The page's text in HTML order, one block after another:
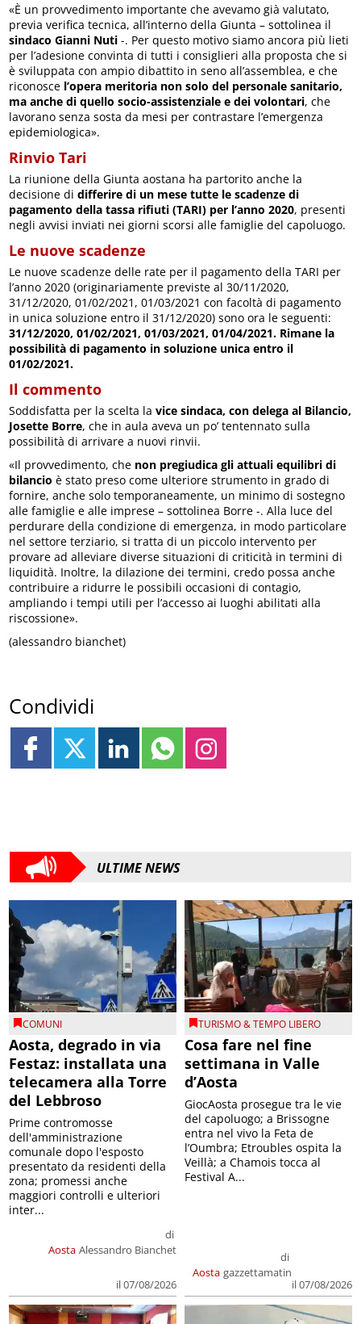
«È un provvedimento importante che avevamo già valutato,
previa verifica tecnica, all’interno della Giunta – sottolinea il
sindaco Gianni Nuti -. Per questo motivo siamo ancora più lieti
per l’adesione convinta di tutti i consiglieri alla proposta che si
è sviluppata con ampio dibattito in seno all’assemblea, e che
riconosce l’opera meritoria non solo del personale sanitario,
ma anche di quello socio-assistenziale e dei volontari, che
lavorano senza sosta da mesi per contrastare l’emergenza
epidemiologica».
Rinvio Tari
La riunione della Giunta aostana ha partorito anche la
decisione didifferire di un mese tutte le scadenze di
pagamento della tassa rifiuti (TARI) per l’anno 2020, presenti
negli avvisi inviati nei giorni scorsi alle famiglie del capoluogo.
Le nuove scadenze
Le nuove scadenze delle rate per il pagamento della TARI per
l’anno 2020 (originariamente previste al 30/11/2020,
31/12/2020, 01/02/2021, 01/03/2021 con facoltà di pagamento
in unica soluzione entro il 31/12/2020) sono ora le seguenti:
31/12/2020, 01/02/2021, 01/03/2021, 01/04/2021. Rimane la
possibilità di pagamento in soluzione unica entro il
01/02/2021.
Il commento
Soddisfatta per la scelta lavice sindaca, con delega al Bilancio,
Josette Borre, che in aula aveva un po’ tentennato sulla
possibilità di arrivare a nuovi rinvii.
«Il provvedimento, che non pregiudica gli attuali equilibri di
bilancio è stato preso come ulteriore strumento in grado di
fornire, anche solo temporaneamente, un minimo di sostegno
alle famiglie e alle imprese – sottolinea Borre -. Alla luce del
perdurare della condizione di emergenza, in modo particolare
nel settore terziario, si tratta di un piccolo intervento per
provare ad alleviare diverse situazioni di criticità in termini di
liquidità. Inoltre, la dilazione dei termini, credo possa anche
contribuire a ridurre le possibili occasioni di contagio,
ampliando i tempi utili per l’accesso ai luoghi abilitati alla
riscossione».
(alessandro bianchet)
Condividi
ULTIME NEWS
COMUNI
Aosta, degrado in via
Festaz: installata una
telecamera alla Torre
del Lebbroso
Aosta
di
Alessandro Bianchet
il 07/08/2026
Prime contromosse
dell'amministrazione
comunale dopo l'esposto
presentato da residenti della
zona; promessi anche
maggiori controlli e ulteriori
inter...
TURISMO & TEMPO LIBERO
Cosa fare nel fine
settimana in Valle
d’Aosta
Aosta
di
gazzettamatin
il 07/08/2026
GiocAosta prosegue tra le vie
del capoluogo; a Brissogne
entra nel vivo la Feta de
l’Oumbra; Etroubles ospita la
Veillà; a Chamois tocca al
Festival A...